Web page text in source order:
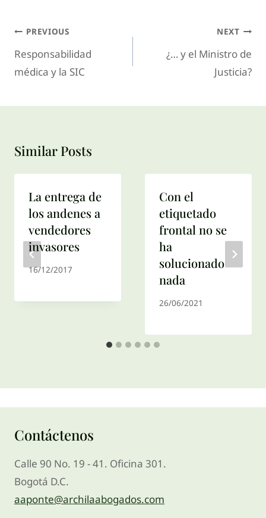
PREVIOUS
Responsabilidad
médica y la SIC
NEXT
¿… y el Ministro de
Justicia?
Similar Posts
La entrega de
los andenes a
vendedores
invasores
16/12/2017
Con el
etiquetado
frontal no se
ha
solucionado
nada
26/06/2021
Contáctenos
Calle 90 No. 19 - 41. Oficina 301.
Bogotá D.C.
aaponte@archilaabogados.com